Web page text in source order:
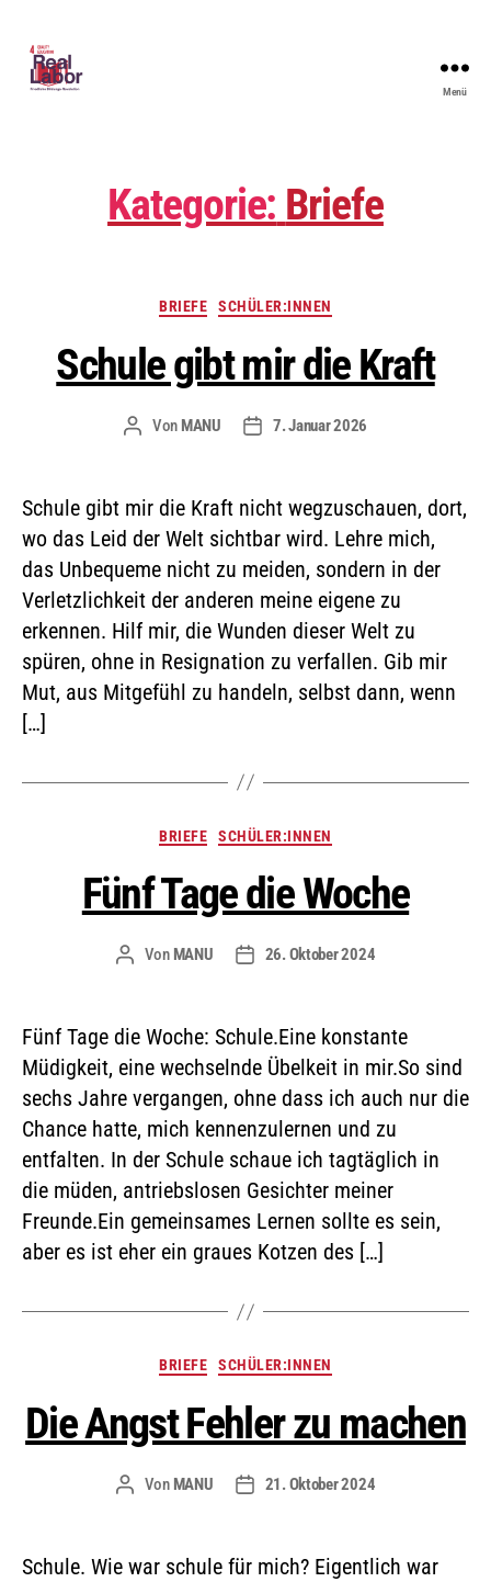
Menü
Kategorie: Briefe
BRIEFE SCHÜLER:INNEN
Schule gibt mir die Kraft
Von MANU 7. Januar 2026
Schule gibt mir die Kraft nicht wegzuschauen, dort,
wo das Leid der Welt sichtbar wird. Lehre mich,
das Unbequeme nicht zu meiden, sondern in der
Verletzlichkeit der anderen meine eigene zu
erkennen. Hilf mir, die Wunden dieser Welt zu
spüren, ohne in Resignation zu verfallen. Gib mir
Mut, aus Mitgefühl zu handeln, selbst dann, wenn
[…]
BRIEFE SCHÜLER:INNEN
Fünf Tage die Woche
Von MANU 26. Oktober 2024
Fünf Tage die Woche: Schule.Eine konstante
Müdigkeit, eine wechselnde Übelkeit in mir.So sind
sechs Jahre vergangen, ohne dass ich auch nur die
Chance hatte, mich kennenzulernen und zu
entfalten. In der Schule schaue ich tagtäglich in
die müden, antriebslosen Gesichter meiner
Freunde.Ein gemeinsames Lernen sollte es sein,
aber es ist eher ein graues Kotzen des […]
BRIEFE SCHÜLER:INNEN
Die Angst Fehler zu machen
Von MANU 21. Oktober 2024
Schule. Wie war schule für mich? Eigentlich war